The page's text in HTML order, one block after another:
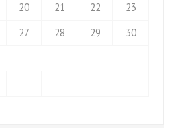
20 21 22
23
27 28 29
30